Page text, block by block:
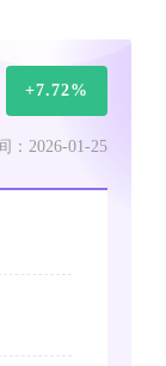
+7.72%
：2026-01-25